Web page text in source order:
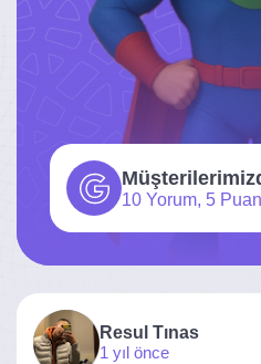
10 Yorum, 5 Puan
Resul Tınas
1 yıl önce